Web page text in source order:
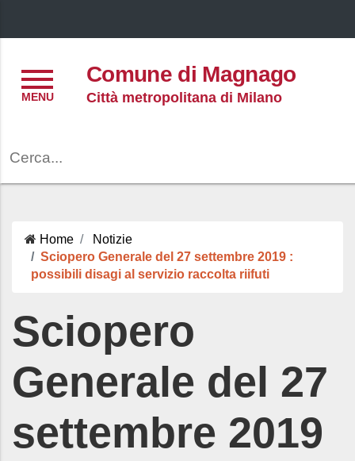
Comune di Magnago
Città metropolitana di Milano
Home
Notizie
Sciopero Generale del 27 settembre 2019 :
possibili disagi al servizio raccolta riifuti
Sciopero
Generale del 27
settembre 2019